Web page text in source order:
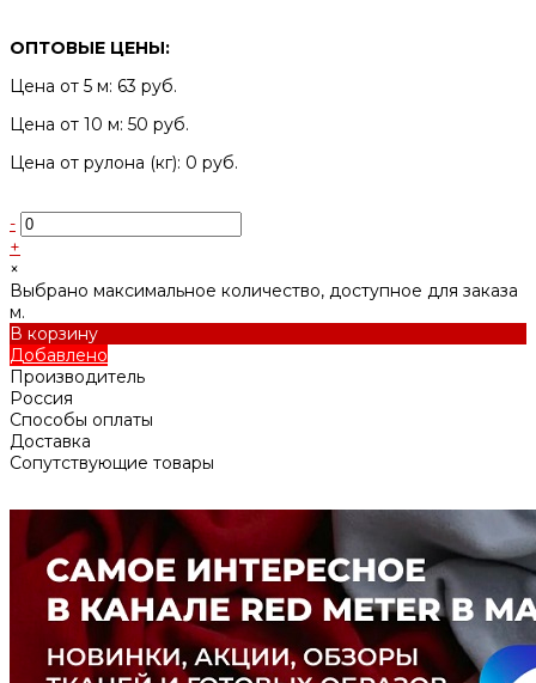
ОПТОВЫЕ ЦЕНЫ:
Цена от 5 м: 63 руб.
Цена от 10 м: 50 руб.
Цена от рулона (кг): 0 руб.
-
+
×
Выбрано максимальное количество, доступное для заказа
м.
В корзину
Добавлено
Производитель
Россия
Способы оплаты
Доставка
Сопутствующие товары